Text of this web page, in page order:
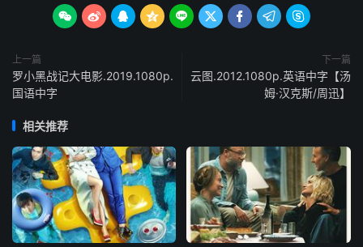
        
上一篇
罗小黑战记大电影.2019.1080p.
国语中字
下一篇
云图.2012.1080p.英语中字【汤
姆·汉克斯/周迅】
相关推荐